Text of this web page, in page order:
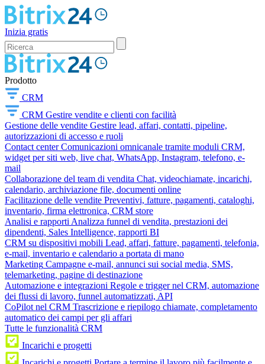
Inizia gratis
Prodotto
CRM
CRM Gestire vendite e clienti con facilità
Gestione delle vendite Gestire lead, affari, contatti, pipeline,
autorizzazioni di accesso e ruoli
Contact center Comunicazioni omnicanale tramite moduli CRM,
widget per siti web, live chat, WhatsApp, Instagram, telefono, e-
mail
Collaborazione del team di vendita Chat, videochiamate, incarichi,
calendario, archiviazione file, documenti online
Facilitazione delle vendite Preventivi, fatture, pagamenti, cataloghi,
inventario, firma elettronica, CRM store
Analisi e rapporti Analizza funnel di vendita, prestazioni dei
dipendenti, Sales Intelligence, rapporti BI
CRM su dispositivi mobili Lead, affari, fatture, pagamenti, telefonia,
e-mail, inventario e calendario a portata di mano
Marketing Campagne e-mail, annunci sui social media, SMS,
telemarketing, pagine di destinazione
Automazione e integrazioni Regole e trigger nel CRM, automazione
dei flussi di lavoro, funnel automatizzati, API
CoPilot nel CRM Trascrizione e riepilogo chiamate, completamento
automatico dei campi per gli affari
Tutte le funzionalità CRM
Incarichi e progetti